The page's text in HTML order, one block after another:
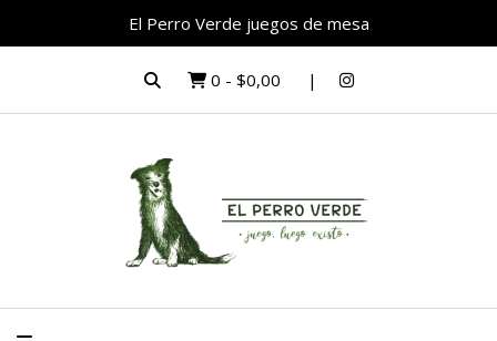
El Perro Verde juegos de mesa
0 - $0,00